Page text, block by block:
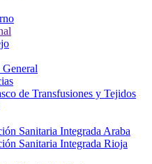
de Transfusiones y Tejidos
Sanitaria Integrada Araba
Sanitaria Integrada Rioja